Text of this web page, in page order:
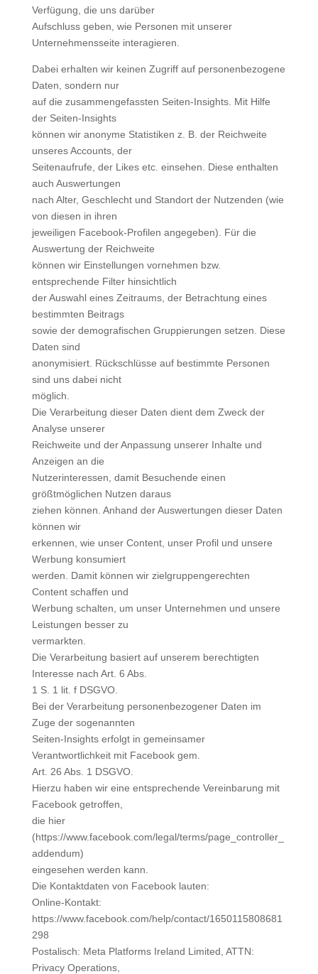
Verfügung, die uns darüber
Aufschluss geben, wie Personen mit unserer
Unternehmensseite interagieren.
Dabei erhalten wir keinen Zugriff auf personenbezogene
Daten, sondern nur
auf die zusammengefassten Seiten-Insights. Mit Hilfe
der Seiten-Insights
können wir anonyme Statistiken z. B. der Reichweite
unseres Accounts, der
Seitenaufrufe, der Likes etc. einsehen. Diese enthalten
auch Auswertungen
nach Alter, Geschlecht und Standort der Nutzenden (wie
von diesen in ihren
jeweiligen Facebook-Profilen angegeben). Für die
Auswertung der Reichweite
können wir Einstellungen vornehmen bzw.
entsprechende Filter hinsichtlich
der Auswahl eines Zeitraums, der Betrachtung eines
bestimmten Beitrags
sowie der demografischen Gruppierungen setzen. Diese
Daten sind
anonymisiert. Rückschlüsse auf bestimmte Personen
sind uns dabei nicht
möglich.
Die Verarbeitung dieser Daten dient dem Zweck der
Analyse unserer
Reichweite und der Anpassung unserer Inhalte und
Anzeigen an die
Nutzerinteressen, damit Besuchende einen
größtmöglichen Nutzen daraus
ziehen können. Anhand der Auswertungen dieser Daten
können wir
erkennen, wie unser Content, unser Profil und unsere
Werbung konsumiert
werden. Damit können wir zielgruppengerechten
Content schaffen und
Werbung schalten, um unser Unternehmen und unsere
Leistungen besser zu
vermarkten.
Die Verarbeitung basiert auf unserem berechtigten
Interesse nach Art. 6 Abs.
1 S. 1 lit. f DSGVO.
Bei der Verarbeitung personenbezogener Daten im
Zuge der sogenannten
Seiten-Insights erfolgt in gemeinsamer
Verantwortlichkeit mit Facebook gem.
Art. 26 Abs. 1 DSGVO.
Hierzu haben wir eine entsprechende Vereinbarung mit
Facebook getroffen,
die hier
(https://www.facebook.com/legal/terms/page_controller_
addendum)
eingesehen werden kann.
Die Kontaktdaten von Facebook lauten:
Online-Kontakt:
https://www.facebook.com/help/contact/1650115808681
298
Postalisch: Meta Platforms Ireland Limited, ATTN:
Privacy Operations,